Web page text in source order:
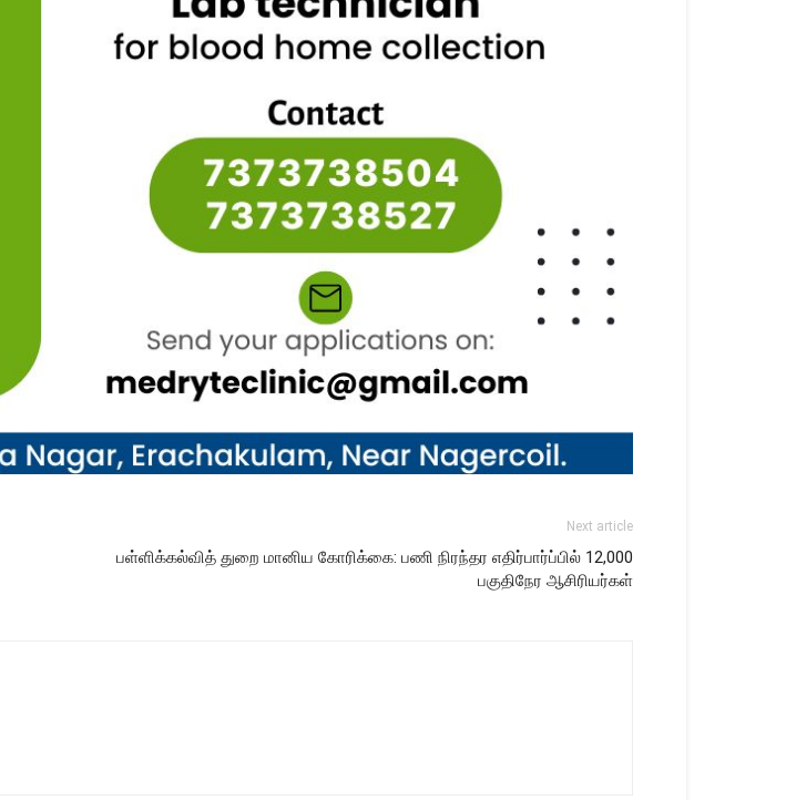
Next article
பள்ளிக்கல்வித் துறை மானிய கோரிக்கை: பணி நிரந்தர எதிர்பார்ப்பில் 12,000
பகுதிநேர ஆசிரியர்கள்